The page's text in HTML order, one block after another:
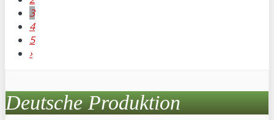
3
4
5
›
Deutsche Produktion